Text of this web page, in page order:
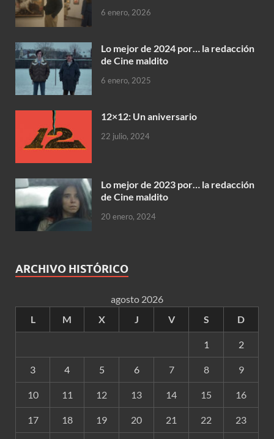
6 enero, 2026
Lo mejor de 2024 por… la redacción
de Cine maldito
6 enero, 2025
12×12: Un aniversario
22 julio, 2024
Lo mejor de 2023 por… la redacción
de Cine maldito
20 enero, 2024
ARCHIVO HISTÓRICO
agosto 2026
L
M X J V S D
1 2
3 4 5 6 7 8 9
10 11 12 13 14 15 16
17 18 19 20 21 22 23